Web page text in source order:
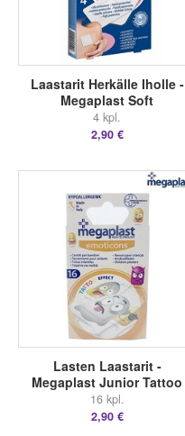
Laastarit Herkälle Iholle -
Megaplast Soft
4 kpl.
2,90 €
Lasten Laastarit -
Megaplast Junior Tattoo
16 kpl.
2,90 €